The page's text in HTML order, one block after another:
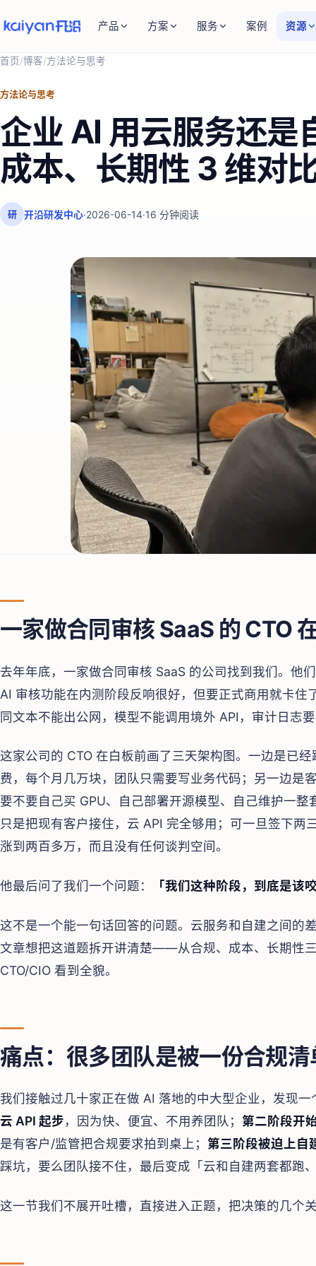
产品 方案 服务 案例 资源
首页/博客/方法论与思考
方法论与思考
企业 AI 用云服务还是
成本、长期性 3 维对
研 开沿研发中心·2026-06-14·16 分钟阅读
一家做合同审核 SaaS 的 CTO
去年年底，一家做合同审核 SaaS 的公司找到我们。他
AI 审核功能在内测阶段反响很好，但要正式商用就卡
同文本不能出公网，模型不能调用境外 API，审计日志
这家公司的 CTO 在白板前画了三天架构图。一边是已
费，每个月几万块，团队只需要写业务代码；另一边是
要不要自己买 GPU、自己部署开源模型、自己维护一
只是把现有客户接住，云 API 完全够用；可一旦签下两
涨到两百多万，而且没有任何谈判空间。
他最后问了我们一个问题： 「我们这种阶段，到底是该
这不是一个能一句话回答的问题。云服务和自建之间的
文章想把这道题拆开讲清楚——从合规、成本、长期性
CTO/CIO 看到全貌。
痛点：很多团队是被一份合规
我们接触过几十家正在做 AI 落地的中大型企业，发现
云 API 起步，因为快、便宜、不用养团队； 第二阶段开
是有客户/监管把合规要求拍到桌上； 第三阶段被迫上自
踩坑，要么团队接不住，最后变成「云和自建两套都跑
这一节我们不展开吐槽，直接进入正题，把决策的几个